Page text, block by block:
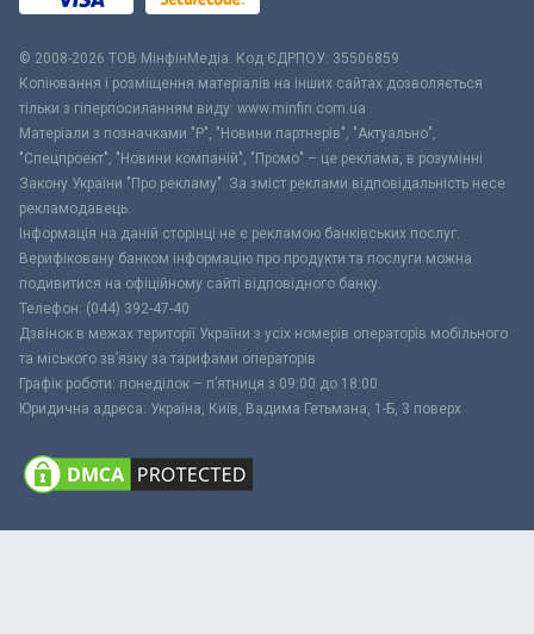
© 2008-2026 ТОВ МiнфiнМедiа. Код ЄДРПОУ: 35506859
Копіювання і розміщення матеріалів на інших сайтах дозволяється
тільки з гіперпосиланням виду: www.minfin.com.ua
Матеріали з позначками "Р", "Новини партнерів", "Актуально",
"Спецпроект", "Новини компаній", "Промо" – це реклама, в розумінні
Закону України "Про рекламу". За зміст реклами відповідальність несе
рекламодавець.
Інформація на даній сторінці не є рекламою банківських послуг.
Верифіковану банком інформацію про продукти та послуги можна
подивитися на офіційному сайті відповідного банку.
Телефон: (044) 392-47-40
Дзвінок в межах території України з усіх номерів операторів мобільного
та міського зв’язку за тарифами операторів
Графік роботи: понеділок – п’ятниця з 09:00 до 18:00
Юридична адреса: Україна, Київ, Вадима Гетьмана, 1-Б, 3 поверх